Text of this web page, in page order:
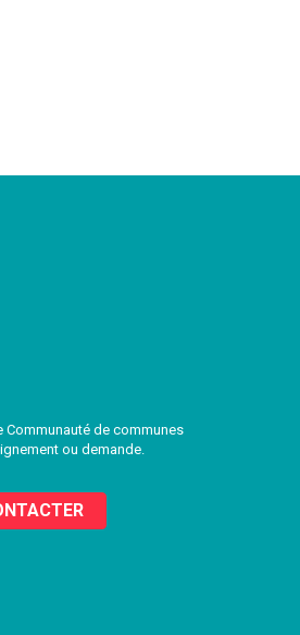
Communauté de communes
ou demande.